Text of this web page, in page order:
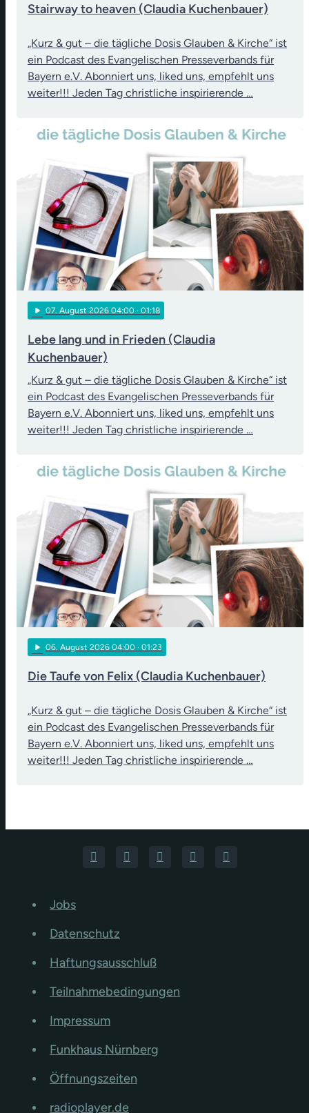
Stairway to heaven (Claudia Kuchenbauer)
„Kurz & gut – die tägliche Dosis Glauben & Kirche“ ist
ein Podcast des Evangelischen Presseverbands für
Bayern e.V. Abonniert uns, liked uns, empfehlt uns
weiter!!! Jeden Tag christliche inspirierende …
play_arrow 07. August 2026 04:00 · 01:18
Lebe lang und in Frieden (Claudia
Kuchenbauer)
„Kurz & gut – die tägliche Dosis Glauben & Kirche“ ist
ein Podcast des Evangelischen Presseverbands für
Bayern e.V. Abonniert uns, liked uns, empfehlt uns
weiter!!! Jeden Tag christliche inspirierende …
play_arrow 06. August 2026 04:00 · 01:23
Die Taufe von Felix (Claudia Kuchenbauer)
„Kurz & gut – die tägliche Dosis Glauben & Kirche“ ist
ein Podcast des Evangelischen Presseverbands für
Bayern e.V. Abonniert uns, liked uns, empfehlt uns
weiter!!! Jeden Tag christliche inspirierende …
Jobs
Datenschutz
Haftungsausschluß
Teilnahmebedingungen
Impressum
Funkhaus Nürnberg
Öffnungszeiten
radioplayer.de